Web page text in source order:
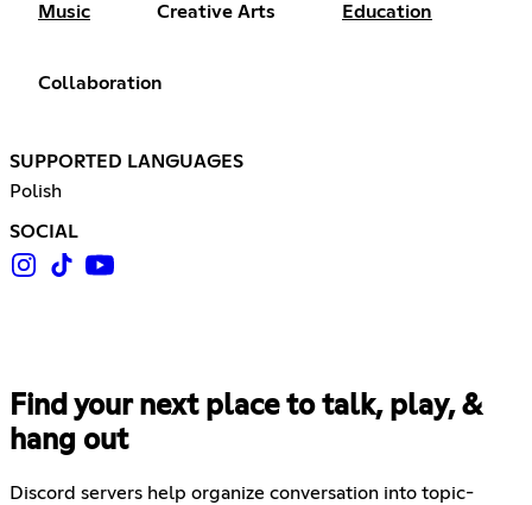
Music Creative Arts Education
Collaboration
SUPPORTED LANGUAGES
Polish
SOCIAL
Find your next place to talk, play, &
hang out
Discord servers help organize conversation into topic-